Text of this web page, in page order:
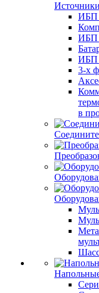
ИБП
ИБП
ИБП
3-х
в